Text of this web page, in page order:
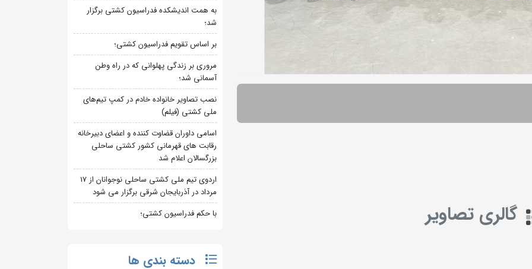
گالری تصاویر
به همت اندیشکده فدراسیون کشتی برگزار
شد؛
بر اساس تقویم فدراسیون کشتی؛
مروری بر زندگی پهلوانی که در راه وطن
آسمانی شد؛
نصب تصاویر خانواده خادم در کمپ تیم‌های
ملی کشتی (فیلم)
اسامی داوران قضاوت کننده و اعضای دبیرخانه
رقابت های قهرمانی کشور کشتی ساحلی
بزرگسالان اعلام شد
اردوی تیم ملی کشتی ساحلی نوجوانان از 17
مرداد در آذربایجان شرقی برگزار می شود
با حکم فدراسیون کشتی؛
دسته بندی ها